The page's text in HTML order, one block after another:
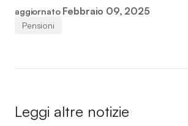
aggiornato Febbraio 09, 2025
Pensioni
Leggi altre notizie